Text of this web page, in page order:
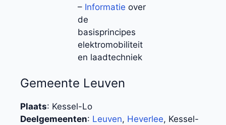
– Informatie over
de
basisprincipes
elektromobiliteit
en laadtechniek
Gemeente Leuven
Plaats: Kessel-Lo
Deelgemeenten: Leuven, Heverlee, Kessel-